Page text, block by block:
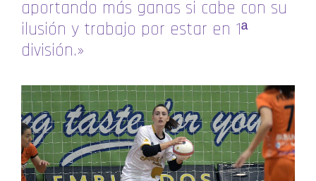
aportando más ganas si cabe con su
ilusión y trabajo por estar en 1ª
división.»